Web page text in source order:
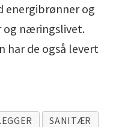
energibrønner og
og næringslivet.
har de også levert
SANITÆR